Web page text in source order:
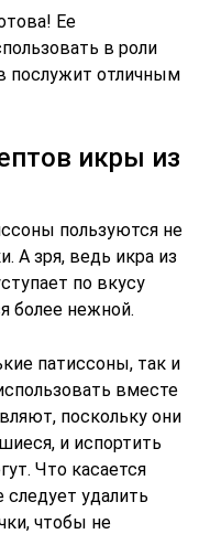
Ее
в роли
послужит отличным
икры из
пользуются не
А зря, ведь икра из
по вкусу
более нежной.
патиссоны, так и
вместе
поскольку они
и испортить
Что касается
удалить
чтобы не